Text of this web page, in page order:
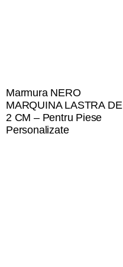
Marmura NERO
MARQUINA LASTRA DE
2 CM – Pentru Piese
Personalizate